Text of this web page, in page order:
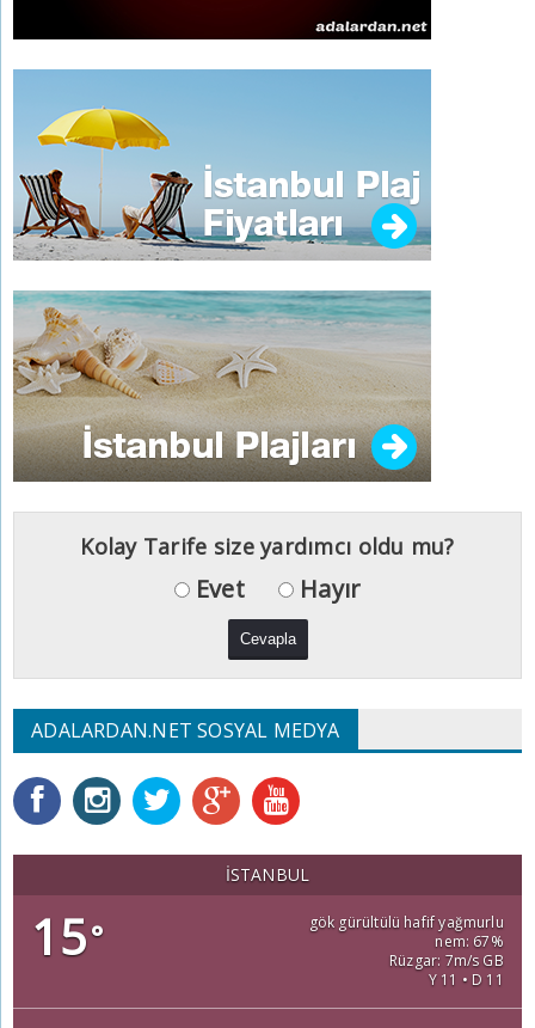
Kolay Tarife size yardımcı oldu mu?
Evet Hayır
ADALARDAN.NET SOSYAL MEDYA
İSTANBUL
15°
gök gürültülü hafif yağmurlu
nem: 67%
Rüzgar: 7m/s GB
Y 11 • D 11